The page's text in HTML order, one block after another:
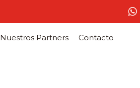
Nuestros Partners Contacto